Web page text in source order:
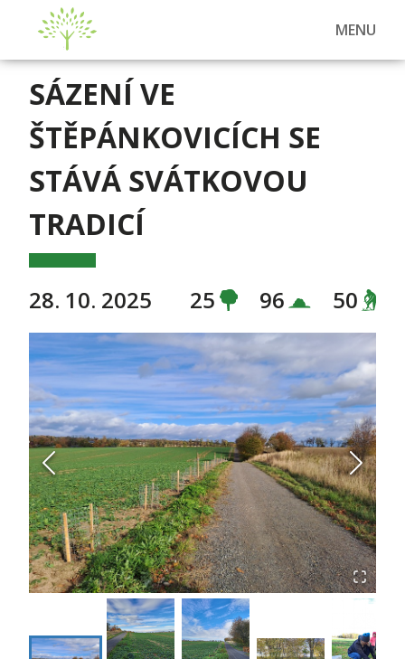
MENU
SÁZENÍ VE
ŠTĚPÁNKOVICÍCH SE
STÁVÁ SVÁTKOVOU
TRADICÍ
28. 10. 2025 25 96 50